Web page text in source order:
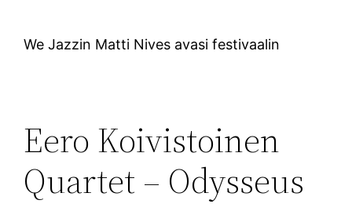
We Jazzin Matti Nives avasi festivaalin
Eero Koivistoinen
Quartet – Odysseus